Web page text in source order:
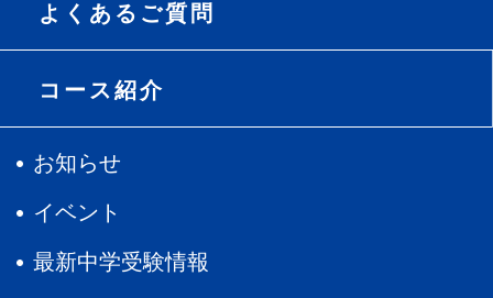
よくあるご質問
コース紹介
お知らせ
イベント
最新中学受験情報